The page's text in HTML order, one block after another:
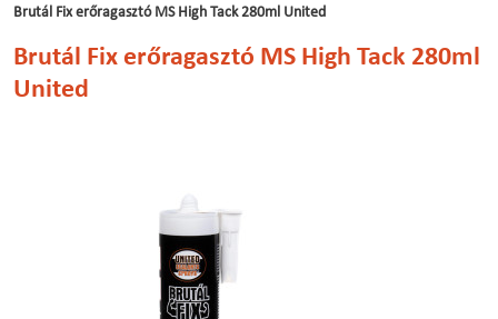
Brutál Fix erőragasztó MS High Tack 280ml United
Brutál Fix erőragasztó MS High Tack 280ml
United